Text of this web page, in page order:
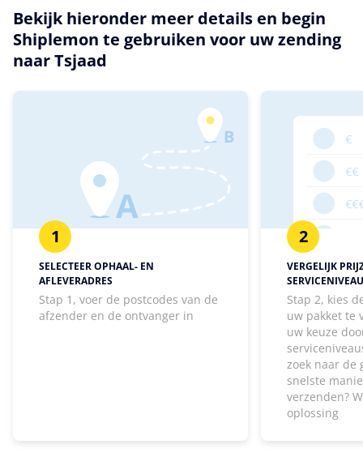
Bekijk hieronder meer details en begin
Shiplemon te gebruiken voor uw zending
naar Tsjaad
1
SELECTEER OPHAAL- EN
AFLEVERADRES
Stap 1, voer de postcodes van de
afzender en de ontvanger in
2
VERGELIJK
Stap 2, kies
uw pakket te
uw keuze
zoek naar de
snelste
verzenden?
oplossing